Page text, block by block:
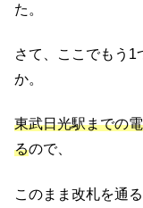
た。
さて、ここでもう
か。
東武日光駅までの
るので、
このまま改札を通